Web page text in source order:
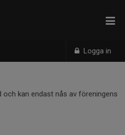
Logga in
kan endast nås av föreningens